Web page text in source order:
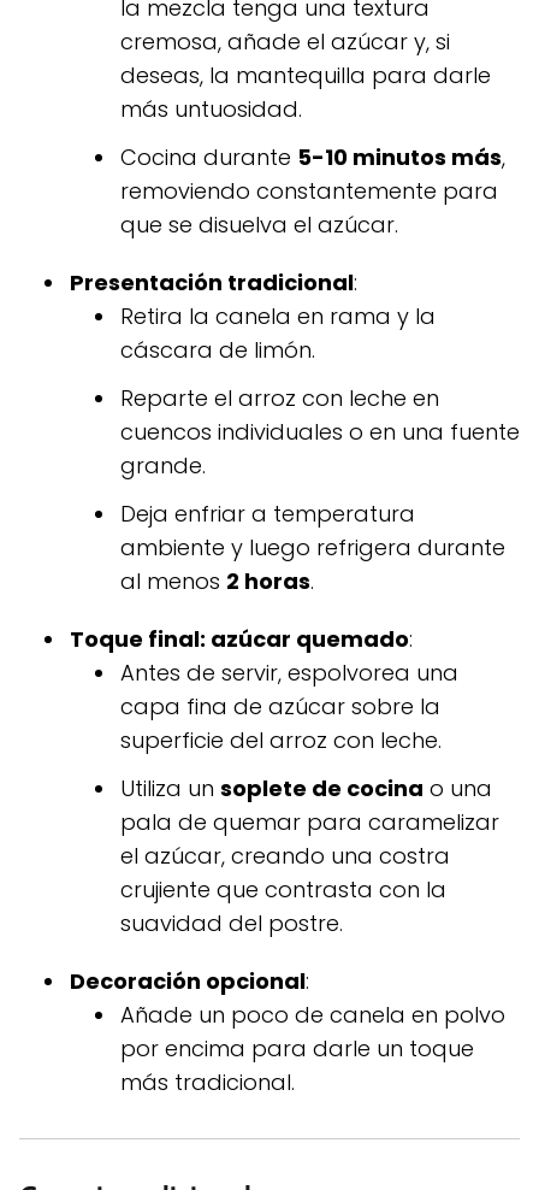
la mezcla tenga una textura
cremosa, añade el azúcar y, si
deseas, la mantequilla para darle
más untuosidad.
Cocina durante 5-10 minutos más,
removiendo constantemente para
que se disuelva el azúcar.
Presentación tradicional:
Retira la canela en rama y la
cáscara de limón.
Reparte el arroz con leche en
cuencos individuales o en una fuente
grande.
Deja enfriar a temperatura
ambiente y luego refrigera durante
al menos 2 horas.
Toque final: azúcar quemado:
Antes de servir, espolvorea una
capa fina de azúcar sobre la
superficie del arroz con leche.
Utiliza un soplete de cocina o una
pala de quemar para caramelizar
el azúcar, creando una costra
crujiente que contrasta con la
suavidad del postre.
Decoración opcional:
Añade un poco de canela en polvo
por encima para darle un toque
más tradicional.